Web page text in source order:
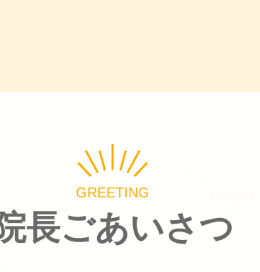
GREETING
長ごあいさつ